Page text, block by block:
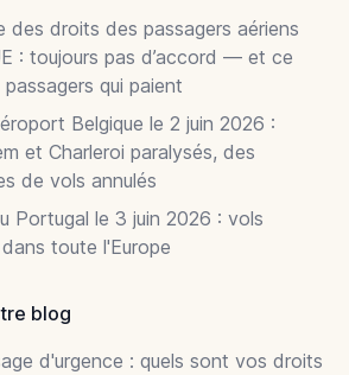
des droits des passagers aériens
: toujours pas d’accord — et ce
qui paient
Belgique le 2 juin 2026 :
et Charleroi paralysés, des
de vols annulés
Portugal le 3 juin 2026 : vols
toute l'Europe
blog
d'urgence : quels sont vos droits